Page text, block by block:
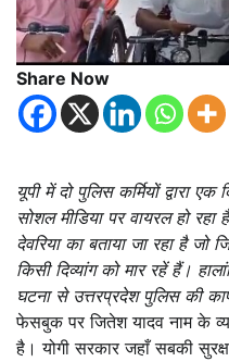
Share Now
यूपी में दो पुलिस कर्मियों द्वारा
सोशल मीडिया पर वायरल हो
देवरिया का बताया जा रहा है जो
किसी दिव्यांग को मार रहें हैं।
घटना से उत्तरप्रदेश पुलिस की
फेसबुक पर जितेश यादव नाम के
है। योगी सरकार जहाँ सबकी